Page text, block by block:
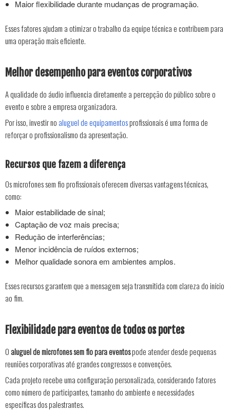
Maior flexibilidade durante mudanças de programação.
Esses fatores ajudam a otimizar o trabalho da equipe técnica e contribuem para
uma operação mais eficiente.
Melhor desempenho para eventos corporativos
A qualidade do áudio influencia diretamente a percepção do público sobre o
evento e sobre a empresa organizadora.
Por isso, investir no aluguel de equipamentosprofissionais é uma forma de
reforçar o profissionalismo da apresentação.
Recursos que fazem a diferença
Os microfones sem fio profissionais oferecem diversas vantagens técnicas,
como:
Maior estabilidade de sinal;
Captação de voz mais precisa;
Redução de interferências;
Menor incidência de ruídos externos;
Melhor qualidade sonora em ambientes amplos.
Esses recursos garantem que a mensagem seja transmitida com clareza do início
ao fim.
Flexibilidade para eventos de todos os portes
O aluguel de microfones sem fio para eventospode atender desde pequenas
reuniões corporativas até grandes congressos e convenções.
Cada projeto recebe uma configuração personalizada, considerando fatores
como número de participantes, tamanho do ambiente e necessidades
específicas dos palestrantes.